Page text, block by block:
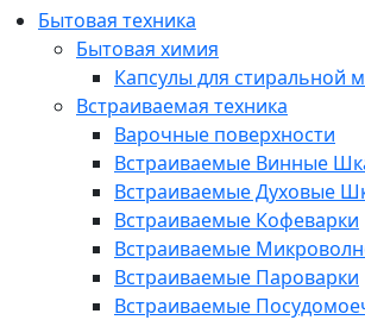
Бытовая техника
Бытовая химия
Капсулы для стиральной
Встраиваемая техника
Варочные поверхности
Встраиваемые Винные
Встраиваемые Духовые
Встраиваемые Кофеварки
Встраиваемые
Встраиваемые Пароварки
Встраиваемые